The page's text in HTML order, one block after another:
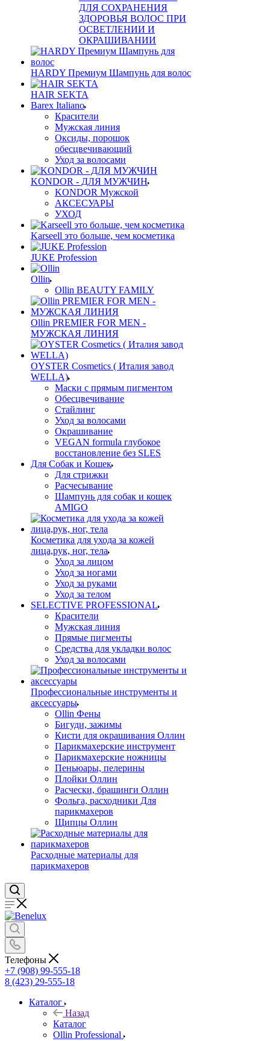
ДЛЯ СОХРАНЕНИЯ
ЗДОРОВЬЯ ВОЛОС ПРИ
ОСВЕТЛЕНИИ И
ОКРАШИВАНИИ
HARDY Премиум Шампунь для волос
HAIR SEKTA
Barex Italiano
Красители
Мужская линия
Оксиды, порошок
обесцвечивающий
Уход за волосами
KONDOR - ДЛЯ МУЖЧИН
KONDOR Мужской
АКСЕСУАРЫ
УХОД
Karseell это больше, чем косметика
JUKE Profession
Ollin
Ollin BEAUTY FAMILY
Ollin PREMIER FOR MEN -
МУЖСКАЯ ЛИНИЯ
OYSTER Cosmetics ( Италия завод
WELLA)
Маски с прямым пигментом
Обесцвечивание
Стайлинг
Уход за волосами
Окрашивание
VEGAN formula глубокое
восстановление без SLES
Для Собак и Кошек
Для стрижки
Расчесывание
Шампунь для собак и кошек
AMIGO
Косметика для ухода за кожей
лица,рук, ног, тела
Уход за лицом
Уход за ногами
Уход за руками
Уход за телом
SELECTIVE PROFESSIONAL
Красители
Мужская линия
Прямые пигменты
Средства для укладки волос
Уход за волосами
Профессиональные инструменты и
аксессуары
Ollin Фены
Бигуди, зажимы
Кисти для окрашивания Оллин
Парикмахерские инструмент
Парикмахерские ножницы
Пеньюары, пелерины
Плойки Оллин
Расчески, брашинги Оллин
Фольга, расходники Для
парикмахеров
Щипцы Оллин
Расходные материалы для
парикмахеров
Телефоны
+7 (908) 99-555-18
8 (423) 29-555-18
Каталог
Назад
Каталог
Ollin Professional